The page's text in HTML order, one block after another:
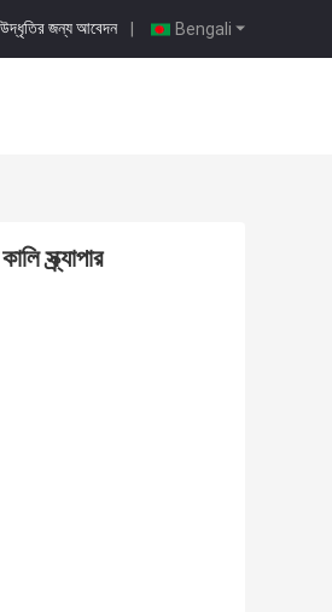
Bengali
উদ্ধৃতির জন্য আবেদন |
স্ক্র্যাপার